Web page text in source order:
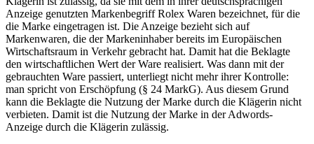
Anzeige genutzten Markenbegriff Rolex Waren bezeichnet, für die
die Marke eingetragen ist. Die Anzeige bezieht sich auf
Markenwaren, die der Markeninhaber bereits im Europäischen
Wirtschaftsraum in Verkehr gebracht hat. Damit hat die Beklagte
den wirtschaftlichen Wert der Ware realisiert. Was dann mit der
gebrauchten Ware passiert, unterliegt nicht mehr ihrer Kontrolle:
man spricht von Erschöpfung (§ 24 MarkG). Aus diesem Grund
kann die Beklagte die Nutzung der Marke durch die Klägerin nicht
verbieten. Damit ist die Nutzung der Marke in der Adwords-
Anzeige durch die Klägerin zulässig.